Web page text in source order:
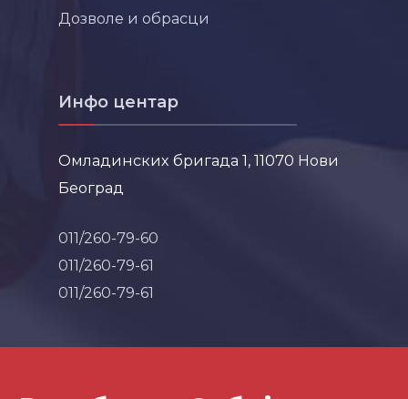
Дозволе и обрасци
Инфо центар
Омладинских бригада 1, 11070 Нови
Београд
011/260-79-60
011/260-79-61
011/260-79-61